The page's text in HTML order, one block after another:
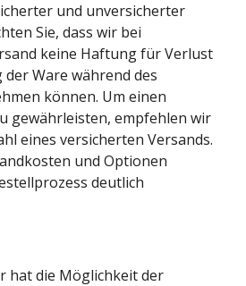
und unversicherter
Sie, dass wir bei
keine Haftung für Verlust
Ware während des
können. Um einen
gewährleisten, empfehlen wir
eines versicherten Versands.
und Optionen
deutlich
hat die Möglichkeit der